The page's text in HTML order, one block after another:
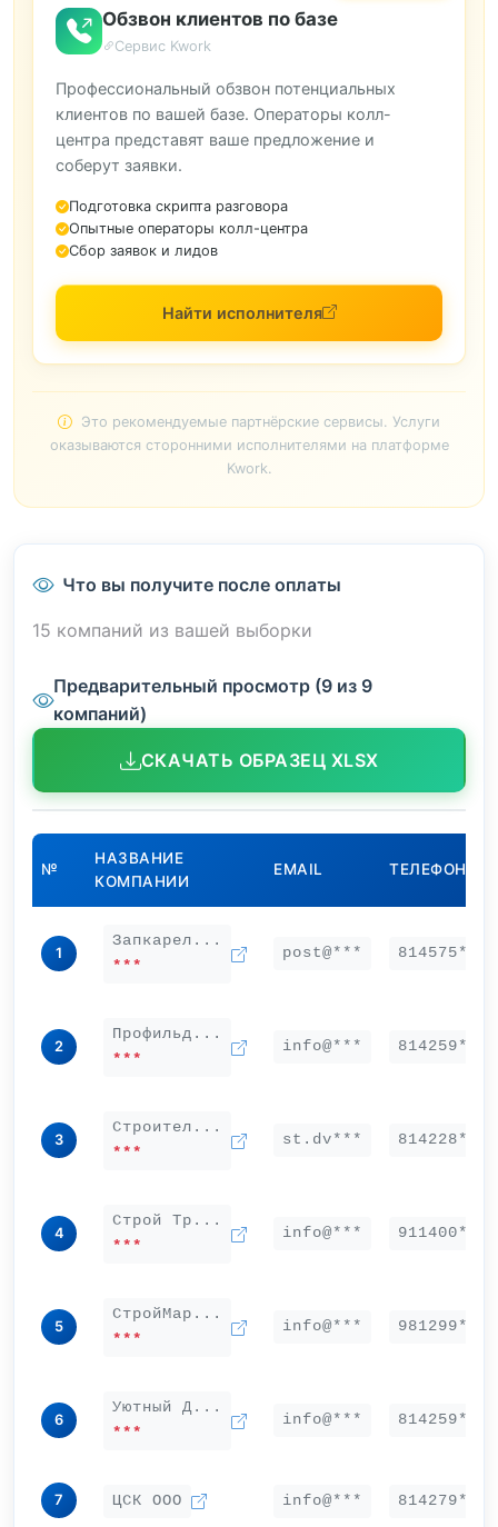
Обзвон клиентов по базе
Сервис Kwork
Профессиональный обзвон потенциальных
клиентов по вашей базе. Операторы колл-
центра представят ваше предложение и
соберут заявки.
Подготовка скрипта разговора
Опытные операторы колл-центра
Сбор заявок и лидов
Найти исполнителя
Это рекомендуемые партнёрские сервисы. Услуги
оказываются сторонними исполнителями на платформе
Kwork.
Что вы получите после оплаты
15 компаний из вашей выборки
Предварительный просмотр (9 из 9
компаний)
СКАЧАТЬ ОБРАЗЕЦ XLSX
№
НАЗВАНИЕ
КОМПАНИИ
EMAIL ТЕЛЕФОН
1
Запкарел...
***
post@*** 814575***
2
Профильд...
***
info@*** 814259***
3
Строител...
***
st.dv*** 814228***
4
Строй Тр...
***
info@*** 911400***
5
СтройМар...
***
info@*** 981299***
6
Уютный Д...
***
info@*** 814259***
7 ЦСК ООО info@*** 814279***